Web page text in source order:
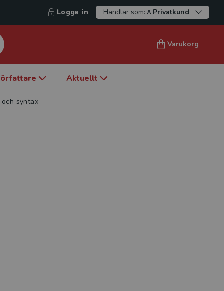
Logga in Handlar som: Privatkund
Varukorg
Aktuellt
syntax